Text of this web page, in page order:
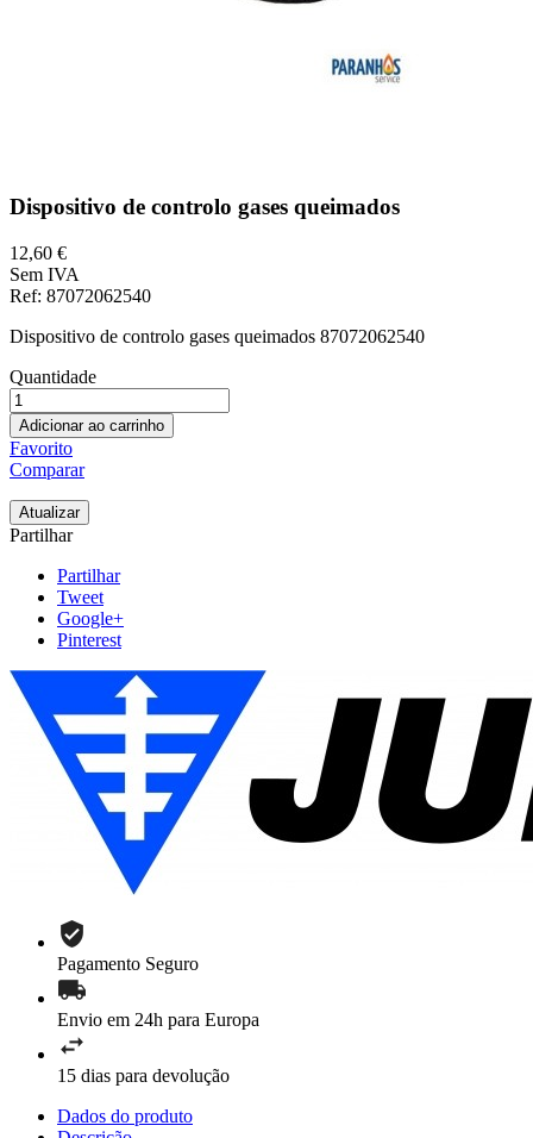
Dispositivo de controlo gases queimados
12,60 €
Sem IVA
Ref: 87072062540
Dispositivo de controlo gases queimados 87072062540
Quantidade
Adicionar ao carrinho
Favorito
Comparar
Partilhar
Partilhar
Tweet
Google+
Pinterest
Pagamento Seguro
Envio em 24h para Europa
15 dias para devolução
Dados do produto